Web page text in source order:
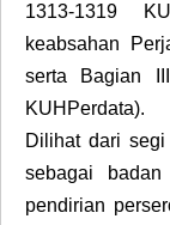
1313-1319
keabsahan
serta Bagian
KUHPerdata).
Dilihat dari
sebagai badan
pendirian